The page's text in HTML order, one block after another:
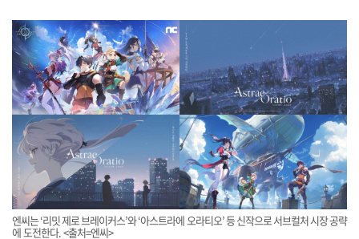
엔씨는 ‘리밋 제로 브레이커스’와 ‘아스트라에 오라티오’ 등 신작으로 서브컬처 시장 공략
에 도전한다. <출처=엔씨>